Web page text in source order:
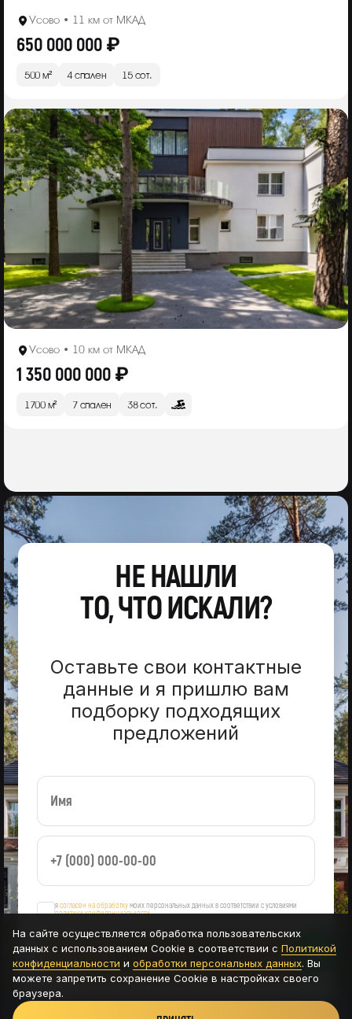
Усово • 11 км от МКАД
650 000 000 ₽
500 м² 4 спален 15 сот.
Усово • 10 км от МКАД
1 350 000 000 ₽
1700 м² 7 спален 38 сот.
НЕ НАШЛИ
ТО, ЧТО ИСКАЛИ?
Оставьте свои контактные
данные и я пришлю вам
подборку подходящих
предложений
ясогласен на обработкумоих персональных данных в соответствии с условиями
политики конфиденциальности
ОСТАВИТЬ ЗАЯВКУ
На сайте осуществляется обработка пользовательских
данных с использованием Cookie в соответствии с Политикой
конфиденциальности и обработки персональных данных. Вы
можете запретить сохранение Cookie в настройках своего
браузера.